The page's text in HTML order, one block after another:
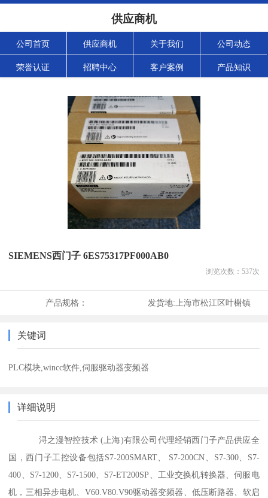
供应商机
公司首页 供应商机 关于我们 公司动态
荣誉认证 招聘中心 客户案例 产品知识
SIEMENS西门子 6ES75317PF000AB0
浏览次数： 537次
产品规格： 发货地: 上海市松江区叶榭镇
关键词
PLC模块,wincc软件,伺服驱动器变频器
详细说明
浔之漫智控技术 (上海)有限公司代理经销西门子产品供应全
国，西门子工控设备包括S7-200SMART、 S7-200CN、S7-300、S7-
400、S7-1200、S7-1500、S7-ET200SP、工业交换机转换器、伺服电
机，三相异步电机、V60.V80.V90驱动器变频器、低压断路器、软启